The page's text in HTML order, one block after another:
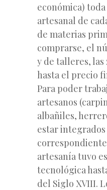
económica)
artesanal de
de materias
comprarse, el
y de talleres, las
hasta el precio
Para poder
artesanos
albañiles,
estar integrados
artesanía tuvo
tecnológica
del Siglo XVIII.